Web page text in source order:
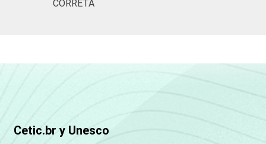
CORRETA
Cetic.br y Unesco